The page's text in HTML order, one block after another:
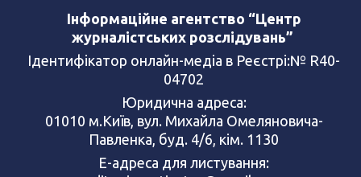
Інформаційне агентство “Центр
журналістських розслідувань”
Ідентифікатор онлайн-медіа в Реєстрі:№ R40-
04702
Юридична адреса:
01010 м.Київ, вул. Михайла Омеляновича-
Павленка, буд. 4/6, кім. 1130
Е-адреса для листування: